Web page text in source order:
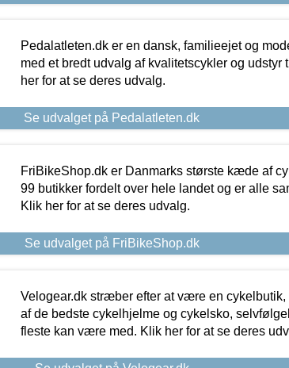
Pedalatleten.dk er en dansk, familieejet og
med et bredt udvalg af kvalitetscykler og udstyr
her for at se deres udvalg.
Se udvalget på Pedalatleten.dk
FriBikeShop.dk er Danmarks største kæde af
99 butikker fordelt over hele landet og er alle
Klik her for at se deres udvalg.
Se udvalget på FriBikeShop.dk
Velogear.dk stræber efter at være en cykelbutik,
af de bedste cykelhjelme og cykelsko,
fleste kan være med. Klik her for at se deres